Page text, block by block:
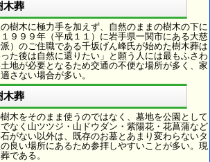
木葬
樹木に極力手を加えず、自然のままの樹木の下に
９９９年（平成１１）に岩手県一関市にある大慈
）のご住職である千坂げん峰氏が始めた樹木葬は
た後は自然に還りたい」と願う人には最もふさわ
地が必要となるため交通の不便な場所が多く、家
さない場合が多い。
木葬
木をそのまま使うのではなく、墓地を公園として
なく山ツツジ・山ドウダン・紫陽花・花菖蒲など
がない以外は、既存のお墓とあまり変わらないタ
良い場所にあるため参拝しやすいことが多い。現
である。